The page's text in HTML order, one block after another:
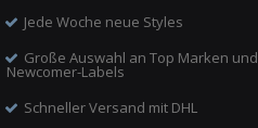
Jede Woche neue Styles
Große Auswahl an Top Marken und
Newcomer-Labels
Schneller Versand mit DHL